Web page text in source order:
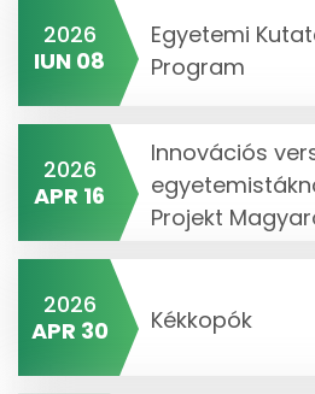
2026
IUN 08
Egyetemi
Program
2026
APR 16
Innovációs
Projekt
2026
APR 30
Kékkopók